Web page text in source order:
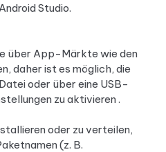
Studio.
über App-Märkte wie den
daher ist es möglich, die
oder über eine USB-
zu aktivieren .
oder zu verteilen,
(z. B.